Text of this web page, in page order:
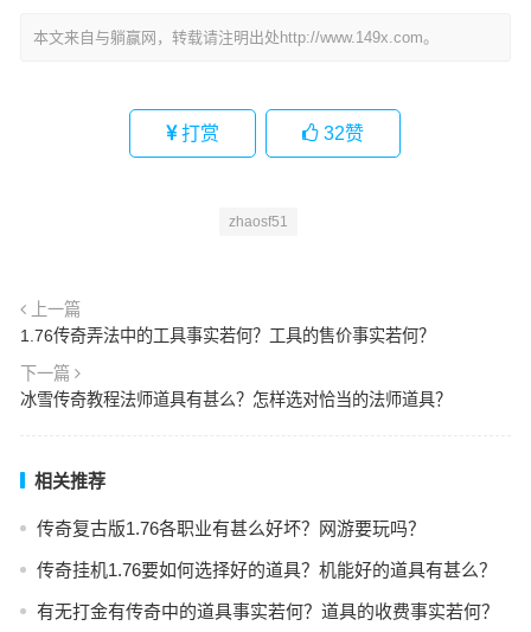
本文来自与躺赢网，转载请注明出处http://www.149x.com。
打赏 32赞
zhaosf51
上一篇
1.76传奇弄法中的工具事实若何？工具的售价事实若何？
下一篇
冰雪传奇教程法师道具有甚么？怎样选对恰当的法师道具？
相关推荐
传奇复古版1.76各职业有甚么好坏？网游要玩吗？
传奇挂机1.76要如何选择好的道具？机能好的道具有甚么？
有无打金有传奇中的道具事实若何？道具的收费事实若何？